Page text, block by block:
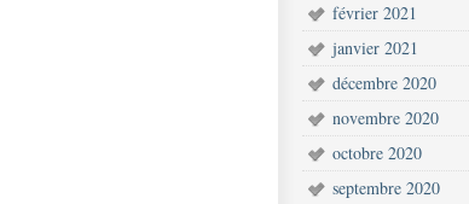
février 2021
janvier 2021
décembre 2020
novembre 2020
octobre 2020
septembre 2020